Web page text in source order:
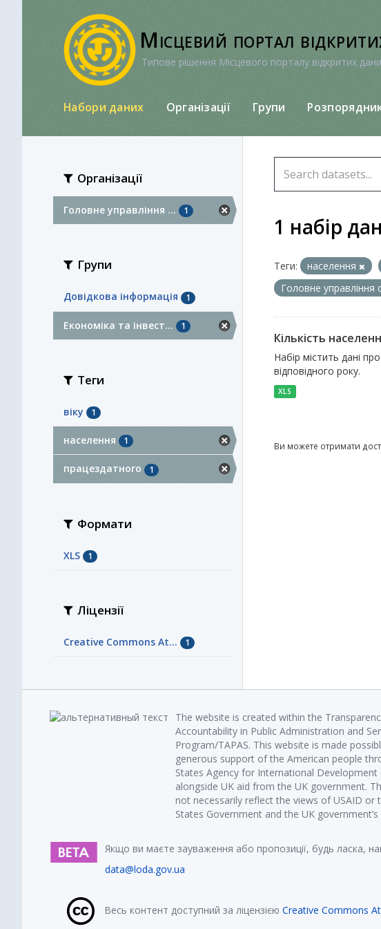
Місцевий портал
Типове рішення Місцевого порталу відкритих
Набори даних Організації Групи
Організації
Головне управління ... 1
Групи
Довідкова інформація 1
Економіка та інвест... 1
Теги
віку 1
населення 1
працездатного 1
Формати
XLS 1
Ліцензії
Creative Commons At... 1
1 набір
Теги: населення
Головне управління
Кількість
Набір містить дані
відповідного року.
XLS
Ви можете отримати
The website is created within the
Accountability in Public Administration and
Program/TAPAS. This website is made
generous support of the American people
States Agency for International Development
alongside UK aid from the UK government.
not necessarily reflect the views of USAID or
States Government and the UK
Якщо ви маєте зауваження або пропозиції, будь ласка,
data@loda.gov.ua
Весь контент доступний за ліцензією Creative Commons